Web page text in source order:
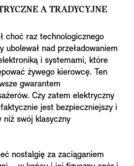
A TRADYCYJNE
choć raz technologicznego
ubolewał nad przeładowaniem
i systemami, które
żywego kierowcę. Ten
gwarantem
Czy zatem elektryczny
jest bezpieczniejszy i
niż swój klasyczny
nostalgię za zaciąganiem